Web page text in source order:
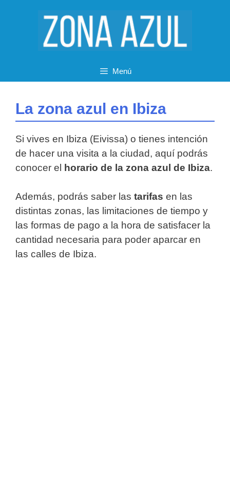
Menú
La zona azul en Ibiza
Si vives en Ibiza (Eivissa) o tienes intención
de hacer una visita a la ciudad, aquí podrás
conocer el horario de la zona azul de Ibiza.
Además, podrás saber las tarifas en las
distintas zonas, las limitaciones de tiempo y
las formas de pago a la hora de satisfacer la
cantidad necesaria para poder aparcar en
las calles de Ibiza.